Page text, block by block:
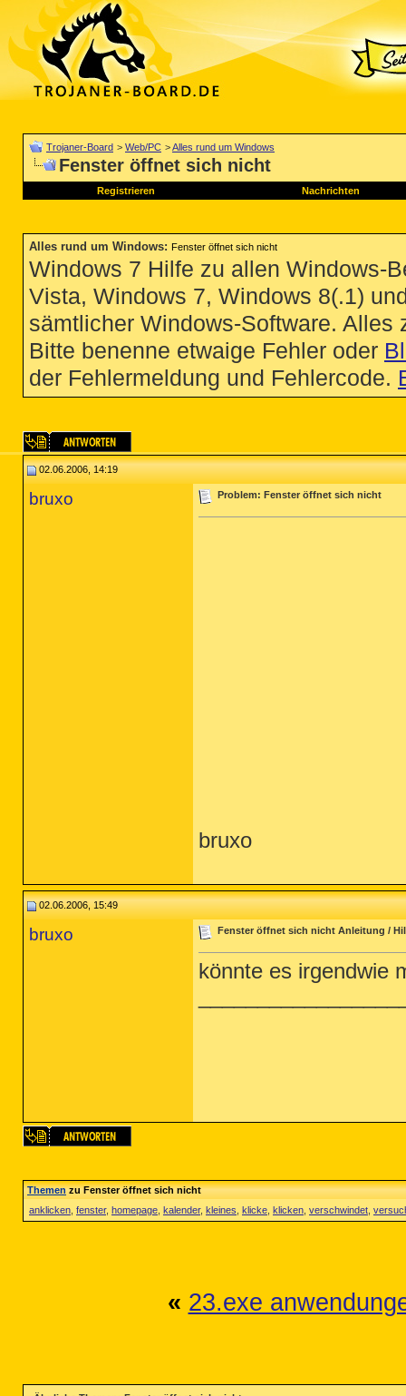
Trojaner-Board > Web/PC >Alles rund um Windows
Fenster öffnet sich nicht
Registrieren Nachrichten
Alles rund um Windows: Fenster öffnet sich nicht
Windows 7 Hilfe zu allen Windows-
Vista, Windows 7, Windows 8(.1)
sämtlicher Windows-Software.
Bitte benenne etwaige Fehler oder
der Fehlermeldung und Fehlercode.
02.06.2006, 14:19
bruxo Problem: Fenster öffnet sich nicht
bruxo
02.06.2006, 15:49
bruxo Fenster öffnet sich nicht Anleitung /
könnte es irgendwie
Themenzu Fenster öffnet sich nicht
anklicken fenster, homepage kalender, kleines klicke klicken verschwindet
« 23.exe